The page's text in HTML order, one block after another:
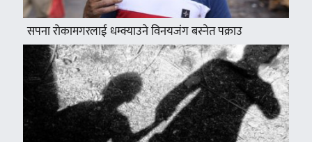
सपना रोकामगरलाई धम्क्याउने विनयजंग बस्नेत पक्राउ